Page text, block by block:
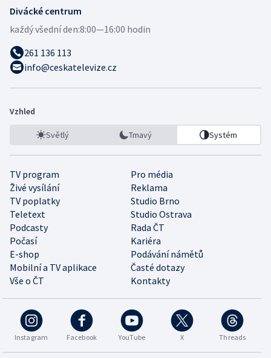
Divácké centrum
každý všední den:8:00—16:00 hodin
261 136 113
info@ceskatelevize.cz
Vzhled
Světlý Tmavý Systém
TV program
Pro média
Živé vysílání
Reklama
TV poplatky
Studio Brno
Teletext
Studio Ostrava
Podcasty
Rada ČT
Počasí
Kariéra
E-shop
Podávání námětů
Mobilní a TV aplikace
Časté dotazy
Vše o ČT
Kontakty
Instagram Facebook YouTube X Threads